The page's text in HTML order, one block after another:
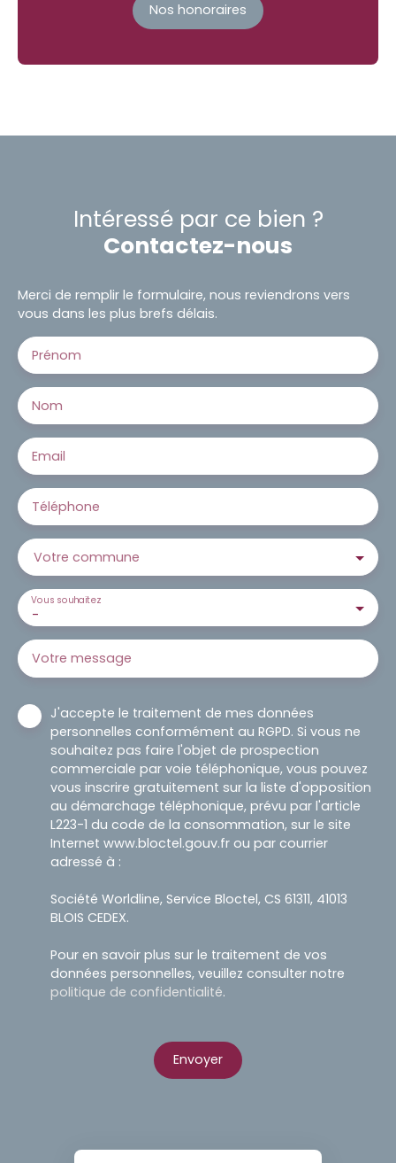
Nos honoraires
Intéressé par ce bien ?
Contactez-nous
Merci de remplir le formulaire, nous reviendrons vers
vous dans les plus brefs délais.
Prénom
Nom
Email
Téléphone
Votre commune
-
Vous souhaitez
Votre message
J'accepte le traitement de mes données
personnelles conformément au RGPD. Si vous ne
souhaitez pas faire l'objet de prospection
commerciale par voie téléphonique, vous pouvez
vous inscrire gratuitement sur la liste d'opposition
au démarchage téléphonique, prévu par l'article
L223-1 du code de la consommation, sur le site
Internet www.bloctel.gouv.fr ou par courrier
adressé à :
Société Worldline, Service Bloctel, CS 61311, 41013
BLOIS CEDEX.
Pour en savoir plus sur le traitement de vos
données personnelles, veuillez consulter notre
politique de confidentialité.
Envoyer